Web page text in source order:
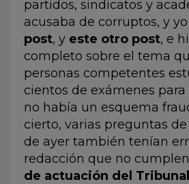
partidos, sindicatos y
acusaba de corruptos, y
post, y este otro post, e
completo sobre el tema
personas competentes
cientos de exámenes
no había un esquema
cierto, varias preguntas
de ayer también tenían
redacción que no
de actuación del Tribunal